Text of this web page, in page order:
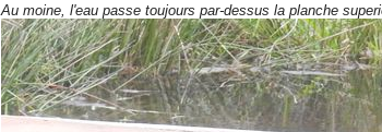
Au moine, l'eau passe toujours par-dessus la planche